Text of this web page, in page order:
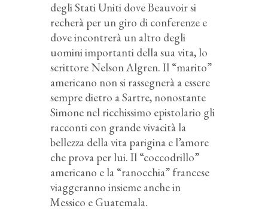
degli Stati Uniti dove Beauvoir si
recherà per un giro di conferenze e
dove incontrerà un altro degli
uomini importanti della sua vita, lo
scrittore Nelson Algren. Il “marito”
americano non si rassegnerà a essere
sempre dietro a Sartre, nonostante
Simone nel ricchissimo epistolario gli
racconti con grande vivacità la
bellezza della vita parigina e l’amore
che prova per lui. Il “coccodrillo”
americano e la “ranocchia” francese
viaggeranno insieme anche in
Messico e Guatemala.